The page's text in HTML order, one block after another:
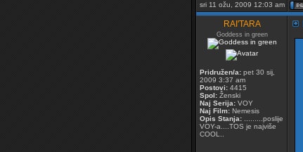
sri 11 ožu, 2009 12:03 am
RAI'TARA
Goddess in green
Pridružen/a: pet 30 sij,
2009 3:37 am
Postovi: 4415
Spol: Ženski
Naj Serija: VOY
Naj Film: Nemesis
Opis Stanja: .........poslije
VOY-a....TOS je najviše
COOL..